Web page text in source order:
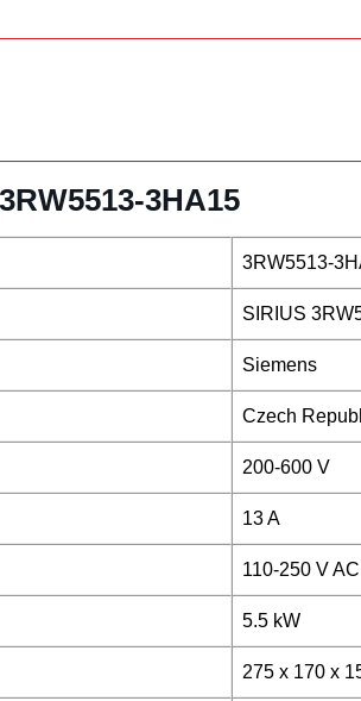
3HA15
3RW5513-
SIRIUS
Siemens
Czech
200-600 V
13 A
110-250 V AC
5.5 kW
275 x 170 x